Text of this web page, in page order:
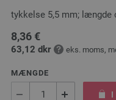
tykkelse 5,5 mm; længde
8,36 €
63,12 dkr eks. moms,
MÆNGDE
I